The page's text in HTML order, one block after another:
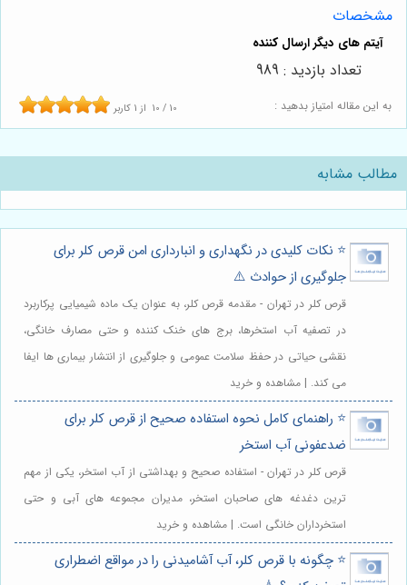
مشخصات
به این مقاله امتیاز بدهید : 10 / 10 از 1 کاربر
تعداد بازدید : 989
مطالب مشابه
⭐️ نکات کلیدی در نگهداری و انبارداری امن قرص کلر برای
جلوگیری از حوادث ⚠️
قرص کلر در تهران - مقدمه قرص کلر، به عنوان یک ماده شیمیایی پرکاربرد
در تصفیه آب استخرها، برج های خنک کننده و حتی مصارف خانگی،
نقشی حیاتی در حفظ سلامت عمومی و جلوگیری از انتشار بیماری ها ایفا
می کند. | مشاهده و خرید
⭐️ راهنمای کامل نحوه استفاده صحیح از قرص کلر برای
ضدعفونی آب استخر
قرص کلر در تهران - استفاده صحیح و بهداشتی از آب استخر، یکی از مهم
ترین دغدغه های صاحبان استخر، مدیران مجموعه های آبی و حتی
استخرداران خانگی است. | مشاهده و خرید
⭐️ چگونه با قرص کلر، آب آشامیدنی را در مواقع اضطراری